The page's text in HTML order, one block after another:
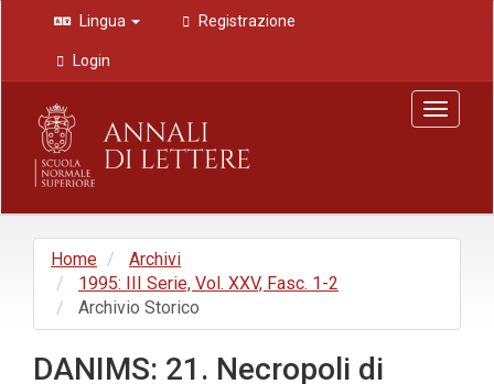
Navigazione
principale
Contenuto
principale
Barra
laterale
Lingua Registrazione
Login
Toggle
Home
Archivi
1995: III Serie, Vol. XXV, Fasc. 1-2
Archivio Storico
DANIMS: 21. Necropoli di